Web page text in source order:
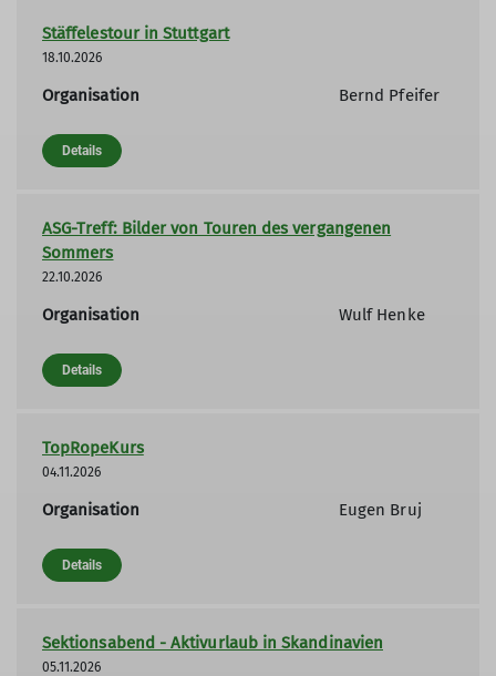
Stäffelestour in Stuttgart
18.10.2026
Organisation Bernd Pfeifer
Details
ASG-Treff: Bilder von Touren des vergangenen
Sommers
22.10.2026
Organisation Wulf Henke
Details
TopRopeKurs
04.11.2026
Organisation Eugen Bruj
Details
Sektionsabend - Aktivurlaub in Skandinavien
05.11.2026